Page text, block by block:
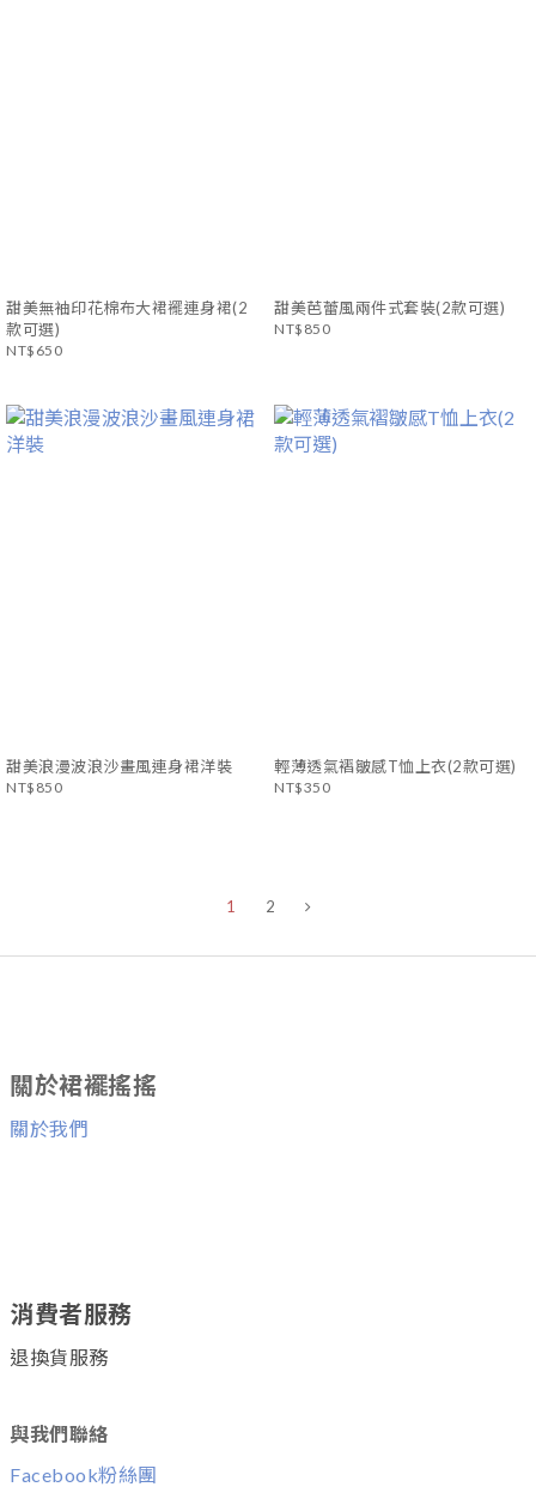
甜美無袖印花棉布大裙襬連身裙(2
款可選)
NT$650
甜美芭蕾風兩件式套裝(2款可選)
NT$850
甜美浪漫波浪沙畫風連身裙洋裝
NT$850
輕薄透氣褶皺感T恤上衣(2款可選)
NT$350
1 2
關於裙襬搖搖
關於我們
消費者服務
退換貨服務
與我們聯絡
Facebook粉絲團